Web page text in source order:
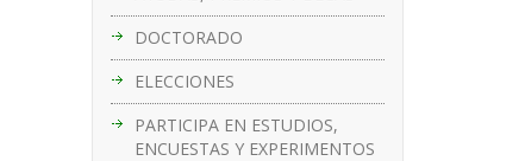
DOCTORADO
ELECCIONES
PARTICIPA EN ESTUDIOS,
ENCUESTAS Y EXPERIMENTOS